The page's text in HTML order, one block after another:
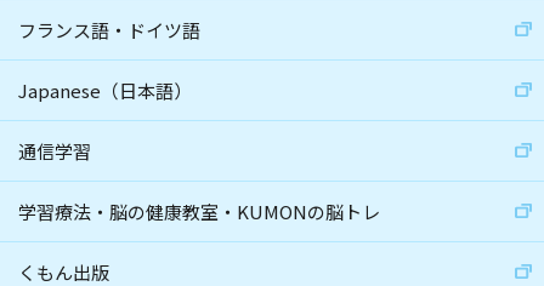
フランス語・ドイツ語
Japanese（日本語）
通信学習
学習療法・脳の健康教室・KUMONの脳トレ
くもん出版